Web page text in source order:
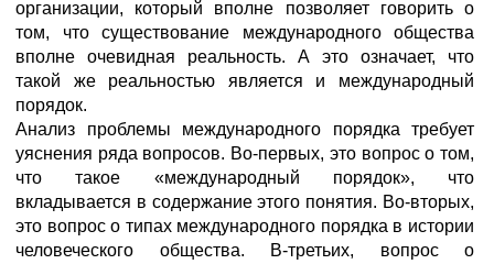
организации, который вполне позволяет говорить о
том, что существование международного общества
вполне очевидная реальность. А это означает, что
такой же реальностью является и международный
порядок.
Анализ проблемы международного порядка требует
уяснения ряда вопросов. Во-первых, это вопрос о том,
что такое «международный порядок», что
вкладывается в содержание этого понятия. Во-вторых,
это вопрос о типах международного порядка в истории
человеческого общества. В-третьих, вопрос о